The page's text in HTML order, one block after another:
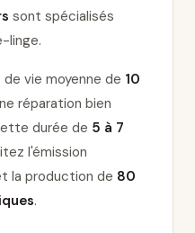
sont spécialisés
linge.
vie moyenne de 10
réparation bien
durée de 5 à 7
l'émission
la production de 80
.